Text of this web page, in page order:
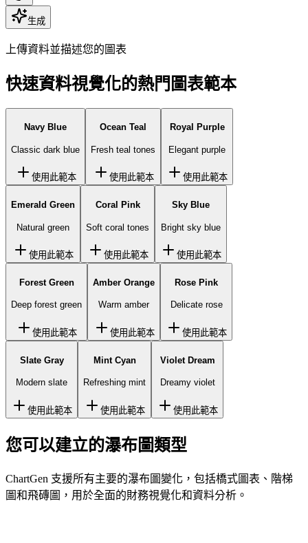
生成
上傳資料並描述您的圖表
快速資料視覺化的熱門圖表範本
Navy Blue
Classic dark blue
使用此範本
Ocean Teal
Fresh teal tones
使用此範本
Royal Purple
Elegant purple
使用此範本
Emerald Green
Natural green
使用此範本
Coral Pink
Soft coral tones
使用此範本
Sky Blue
Bright sky blue
使用此範本
Forest Green
Deep forest green
使用此範本
Amber Orange
Warm amber
使用此範本
Rose Pink
Delicate rose
使用此範本
Slate Gray
Modern slate
使用此範本
Mint Cyan
Refreshing mint
使用此範本
Violet Dream
Dreamy violet
使用此範本
您可以建立的瀑布圖類型
ChartGen 支援所有主要的瀑布圖變化，包括橋式圖表、階梯
圖和飛磚圖，用於全面的財務視覺化和資料分析。